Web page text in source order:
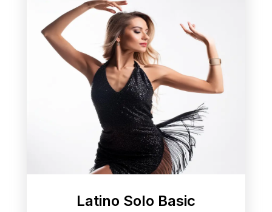
Latino Solo Basic